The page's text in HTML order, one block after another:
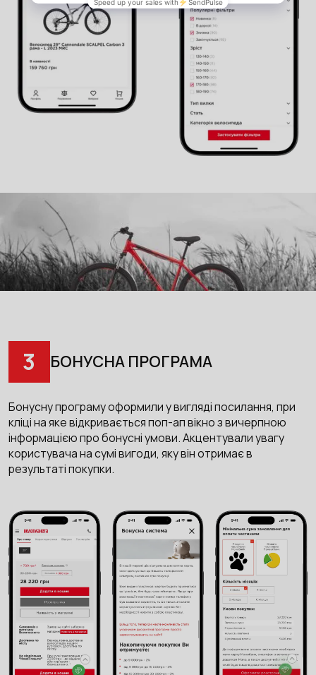
3 БОНУСНА ПРОГРАМА
Бонусну програму оформили у вигляді посилання, при
кліці на яке відкривається поп-ап вікно з вичерпною
інформацією про бонусні умови. Акцентували увагу
користувача на сумі вигоди, яку він отримає в
результаті покупки.